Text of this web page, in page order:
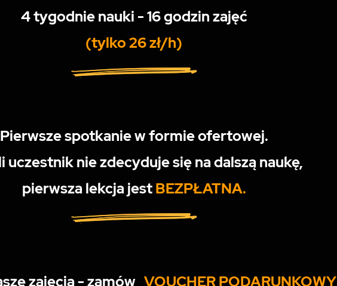
4 tygodnie nauki - 16 godzin zajęć
(tylko 26 zł/h)
Pierwsze spotkanie w formie ofertowej.
uczestnik nie zdecyduje się na dalszą naukę,
pierwsza lekcja jestBEZPŁATNA.
zajęcia - zamów VOUCHER PODARUNKOWY